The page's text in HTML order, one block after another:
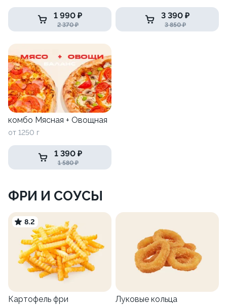
1 990 ₽
2 370 ₽
3 390 ₽
3 850 ₽
комбо Мясная + Овощная
от 1250 г
1 390 ₽
1 580 ₽
ФРИ И СОУСЫ
8.2
Картофель фри Луковые кольца